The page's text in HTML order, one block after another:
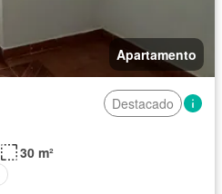
Apartamento
Destacado
30 m²